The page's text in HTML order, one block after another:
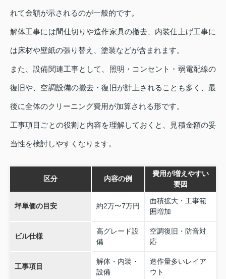
れて金額が示されるのが一般的です。
解体工事には間仕切りや造作家具の撤去、内装仕上げ工事に
は床材や壁紙の張り替え、塗装などが含まれます。
また、設備関連工事として、照明・コンセント・弱電配線の
復旧や、空調設備の撤去・復旧が計上されることも多く、最
後に全体のクリーニング費用が加算される形です。
工事項目ごとの役割と内容を理解しておくと、見積金額の妥
当性を検討しやすくなります。
区分 内容の例
費用が増えやすい
要因
坪単価の目安 約2万〜7万円
面積拡大・工事範
囲増加
ビル仕様
高グレード設
備
空調復旧・防音対
応
工事項目
解体・内装・
設備
造作量多いレイア
ウト